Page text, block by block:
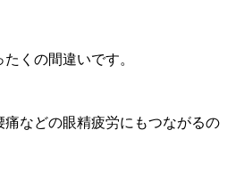
くの間違いです。
などの眼精疲労にもつながるの